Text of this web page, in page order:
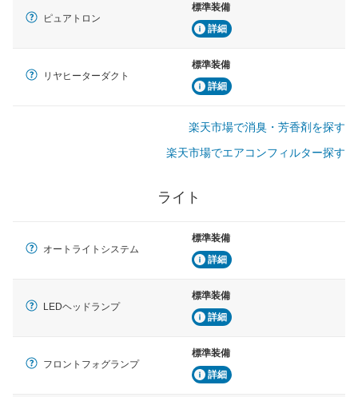
ピュアトロン
標準装備
詳細
リヤヒーターダクト
標準装備
詳細
楽天市場で消臭・芳香剤を探す
楽天市場でエアコンフィルター探す
ライト
オートライトシステム
標準装備
詳細
LEDヘッドランプ
標準装備
詳細
フロントフォグランプ
標準装備
詳細